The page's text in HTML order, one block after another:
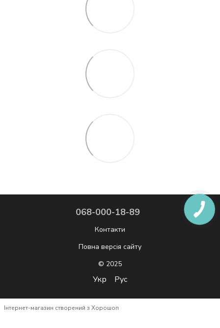
068-000-18-89
Контакти
Повна версія сайту
© 2025
Укр Рус
Інтернет-магазин створений з Хорошоп